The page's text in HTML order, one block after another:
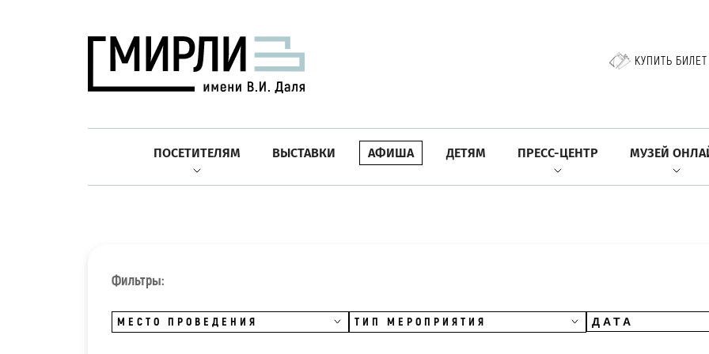
КУПИТЬ БИЛЕТ
ПОСЕТИТЕЛЯМ ВЫСТАВКИ АФИША ДЕТЯМ ПРЕСС-ЦЕНТР МУЗЕЙ
Фильтры:
МЕСТО ПРОВЕДЕНИЯ ТИП МЕРОПРИЯТИЯ